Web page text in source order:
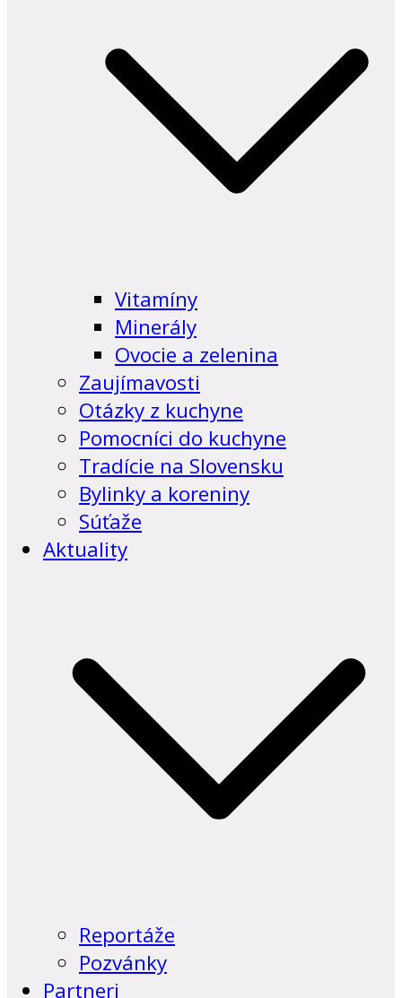
Vitamíny
Minerály
Ovocie a zelenina
Zaujímavosti
Otázky z kuchyne
Pomocníci do kuchyne
Tradície na Slovensku
Bylinky a koreniny
Súťaže
Aktuality
Reportáže
Pozvánky
Partneri